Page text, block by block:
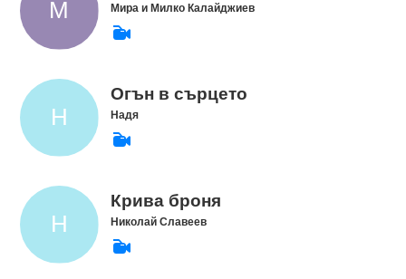
Мира и Милко Калайджиев
Огън в сърцето
Надя
Крива броня
Николай Славеев